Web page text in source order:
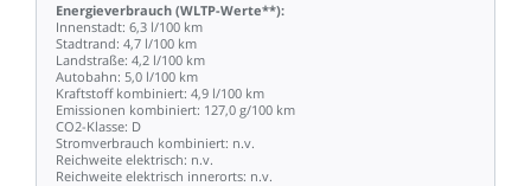
Energieverbrauch (WLTP-Werte**):
Innenstadt: 6,3 l/100 km
Stadtrand: 4,7 l/100 km
Landstraße: 4,2 l/100 km
Autobahn: 5,0 l/100 km
Kraftstoff kombiniert: 4,9 l/100 km
Emissionen kombiniert: 127,0 g/100 km
CO2-Klasse: D
Stromverbrauch kombiniert: n.v.
Reichweite elektrisch: n.v.
Reichweite elektrisch innerorts: n.v.